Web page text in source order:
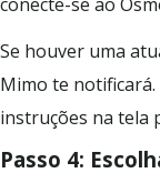
Se houver uma
Mimo te
instruções na tela
Passo 4: